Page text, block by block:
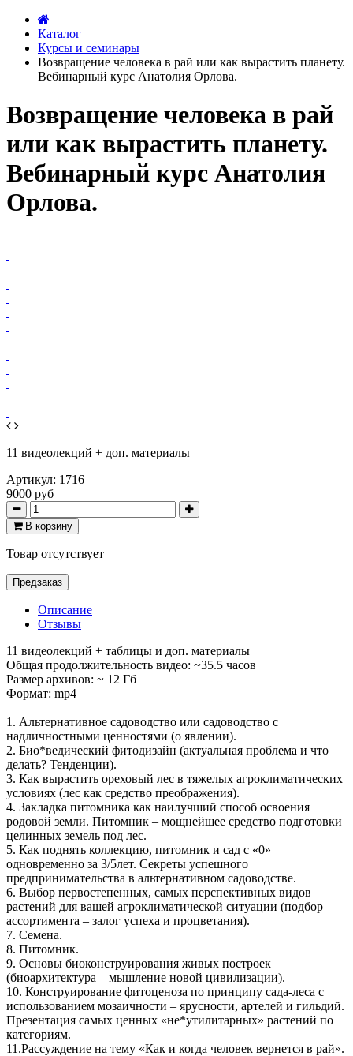
Каталог
Курсы и семинары
Возвращение человека в рай или как вырастить планету.
Вебинарный курс Анатолия Орлова.
Возвращение человека в рай
или как вырастить планету.
Вебинарный курс Анатолия
Орлова.
11 видеолекций + доп. материалы
Артикул: 1716
9000 руб
В корзину
Товар отсутствует
Предзаказ
Описание
Отзывы
11 видеолекций + таблицы и доп. материалы
Общая продолжительность видео: ~35.5 часов
Размер архивов: ~ 12 Гб
Формат: mp4
1. Альтернативное садоводство или садоводство с
надличностными ценностями (о явлении).
2. Био*ведический фитодизайн (актуальная проблема и что
делать? Тенденции).
3. Как вырастить ореховый лес в тяжелых агроклиматических
условиях (лес как средство преображения).
4. Закладка питомника как наилучший способ освоения
родовой земли. Питомник – мощнейшее средство подготовки
целинных земель под лес.
5. Как поднять коллекцию, питомник и сад с «0»
одновременно за 3/5лет. Секреты успешного
предпринимательства в альтернативном садоводстве.
6. Выбор первостепенных, самых перспективных видов
растений для вашей агроклиматической ситуации (подбор
ассортимента – залог успеха и процветания).
7. Семена.
8. Питомник.
9. Основы биоконструирования живых построек
(биоархитектура – мышление новой цивилизации).
10. Конструирование фитоценоза по принципу сада-леса с
использованием мозаичности – ярусности, артелей и гильдий.
Презентация самых ценных «не*утилитарных» растений по
категориям.
11.Рассуждение на тему «Как и когда человек вернется в рай».